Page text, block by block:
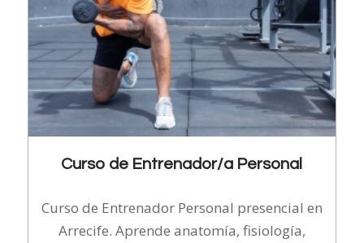
Curso de Entrenador/a Personal
Curso de Entrenador Personal presencial en
Arrecife. Aprende anatomía, fisiología,